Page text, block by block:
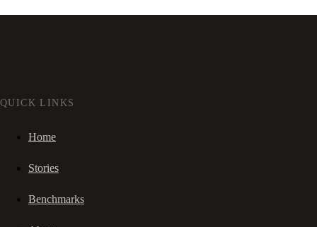
QUICK LINKS
Home
Stories
Benchmarks